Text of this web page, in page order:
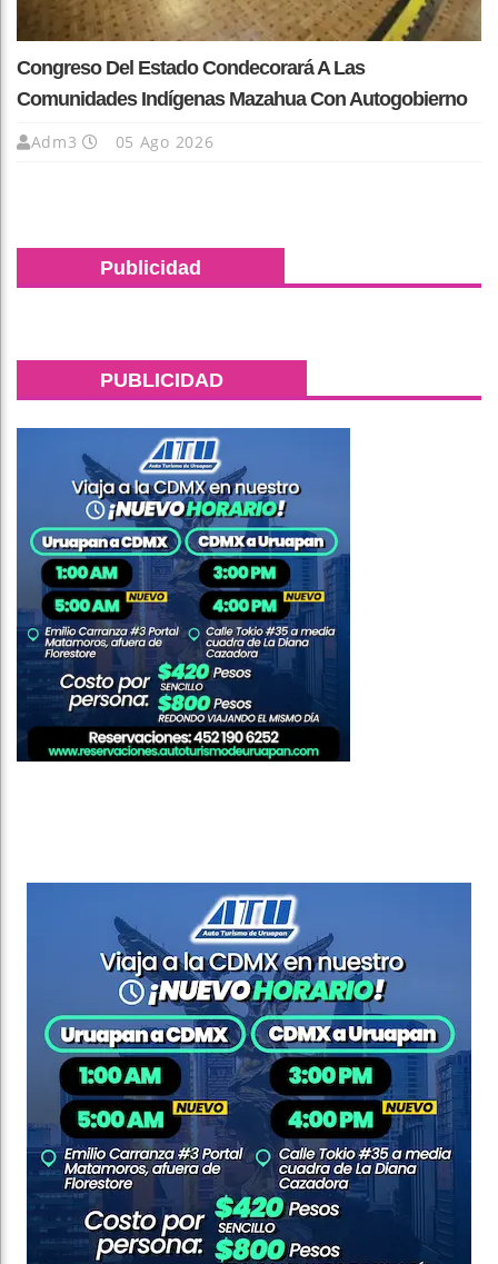
Congreso Del Estado Condecorará A Las
Comunidades Indígenas Mazahua Con Autogobierno
Adm3 05 Ago 2026
Publicidad
PUBLICIDAD